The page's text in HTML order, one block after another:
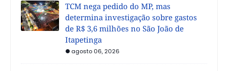
TCM nega pedido do MP, mas
determina investigação sobre gastos
de R$ 3,6 milhões no São João de
Itapetinga
agosto 06, 2026